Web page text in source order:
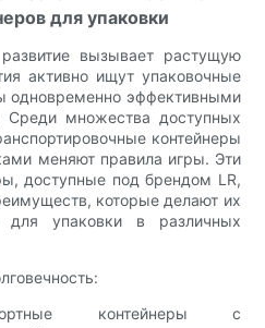
для упаковки
вызывает растущую
активно ищут упаковочные
одновременно эффективными
Среди множества доступных
контейнеры
меняют правила игры. Эти
доступные под брендом LR,
которые делают их
для упаковки в различных
контейнеры с